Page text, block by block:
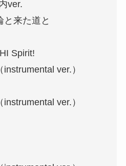
ver.
と来た道と
Spirit!
ver.）
ver.）